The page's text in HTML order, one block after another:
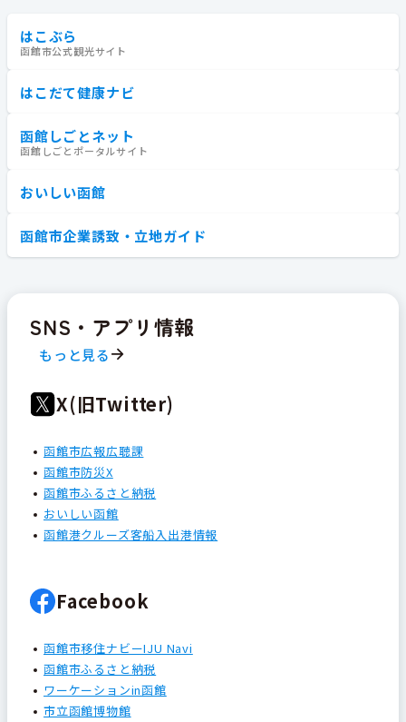
はこぶら
函館市公式観光サイト
はこだて健康ナビ
函館しごとネット
函館しごとポータルサイト
おいしい函館
函館市企業誘致・立地ガイド
SNS・アプリ情報
もっと見る
X(旧Twitter)
函館市広報広聴課
函館市防災X
函館市ふるさと納税
おいしい函館
函館港クルーズ客船入出港情報
Facebook
函館市移住ナビーIJU Navi
函館市ふるさと納税
ワーケーションin函館
市立函館博物館